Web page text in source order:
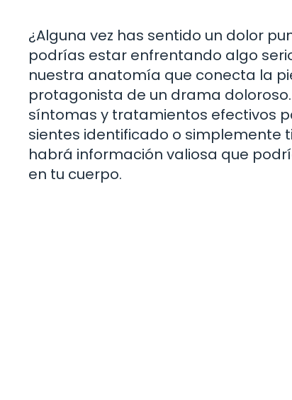
¿Alguna vez has sentido un dolor
podrías estar enfrentando algo
nuestra anatomía que conecta la
protagonista de un drama
síntomas y tratamientos efectivos
sientes identificado o simplemente
habrá información valiosa que
en tu cuerpo.